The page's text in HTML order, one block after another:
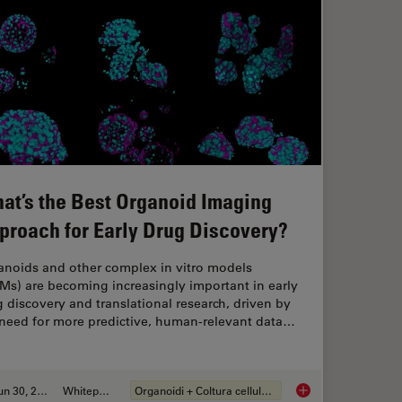
From Waffle Method to Serial Lift-Out
the Best Organoid Imaging
for Early Drug Discovery?
and other complex in vitro models
are becoming increasingly important in early
discovery and translational research, driven by
for more predictive, human-relevant data…
Jun 30, 2026 Whitepaper Organoidi + Coltura cellulare 3D What’s the Best